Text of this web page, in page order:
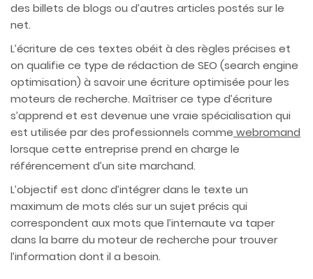
des billets de blogs ou d’autres articles postés sur le
net.
L’écriture de ces textes obéit à des règles précises et
on qualifie ce type de rédaction de SEO (search engine
optimisation) à savoir une écriture optimisée pour les
moteurs de recherche. Maîtriser ce type d’écriture
s’apprend et est devenue une vraie spécialisation qui
est utilisée par des professionnels comme webromand
lorsque cette entreprise prend en charge le
référencement d’un site marchand.
L’objectif est donc d’intégrer dans le texte un
maximum de mots clés sur un sujet précis qui
correspondent aux mots que l’internaute va taper
dans la barre du moteur de recherche pour trouver
l’information dont il a besoin.